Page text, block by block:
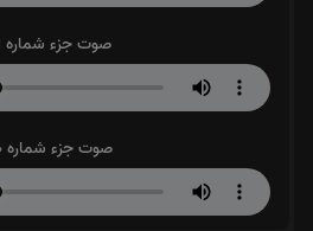
صوت جزء شماره 29
صوت جزء شماره 30